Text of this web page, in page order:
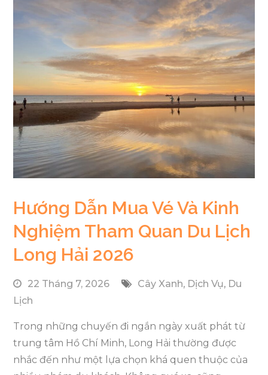
Hướng Dẫn Mua Vé Và Kinh
Nghiệm Tham Quan Du Lịch
Long Hải 2026
22 Tháng 7, 2026 Cây Xanh, Dịch Vụ, Du
Lịch
Trong những chuyến đi ngắn ngày xuất phát từ
trung tâm Hồ Chí Minh, Long Hải thường được
nhắc đến như một lựa chọn khá quen thuộc của